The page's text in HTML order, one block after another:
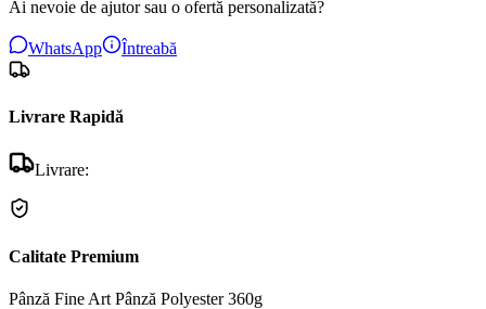
Ai nevoie de ajutor sau o ofertă personalizată?
WhatsApp Întreabă
Livrare Rapidă
Livrare:
Calitate Premium
Pânză Fine Art Pânză Polyester 360g